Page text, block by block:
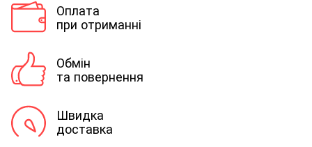
Оплата
при отриманні
Обмін
та повернення
Швидка
доставка